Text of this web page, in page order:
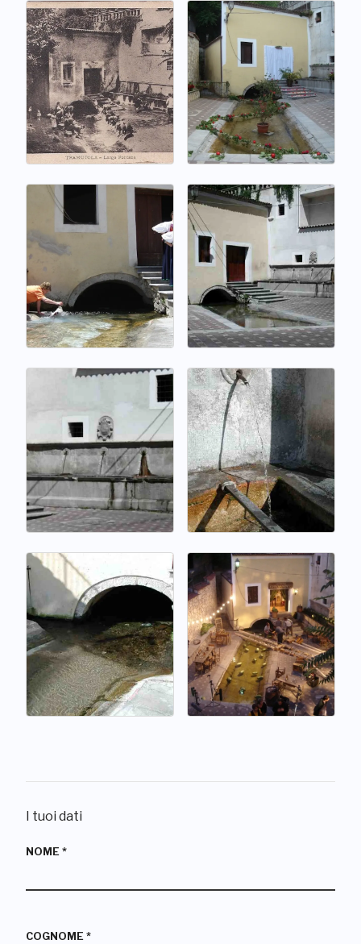
I tuoi dati
NOME *
COGNOME *